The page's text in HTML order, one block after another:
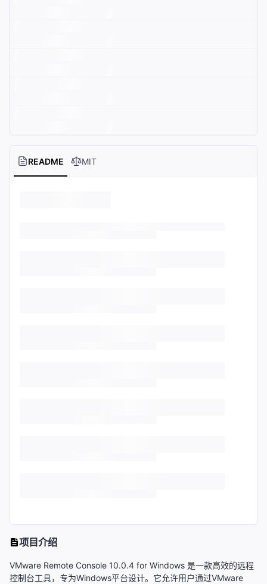
README MIT
项目介绍
VMware Remote Console 10.0.4 for Windows 是一款高效的远程
控制台工具，专为Windows平台设计。它允许用户通过VMware